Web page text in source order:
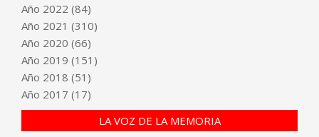
Año 2022 (84)
Año 2021 (310)
Año 2020 (66)
Año 2019 (151)
Año 2018 (51)
Año 2017 (17)
LA VOZ DE LA MEMORIA